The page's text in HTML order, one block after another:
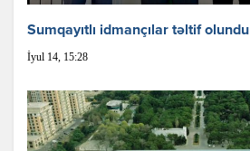
Sumqayıtlı idmançılar təltif olundu
İyul 14, 15:28